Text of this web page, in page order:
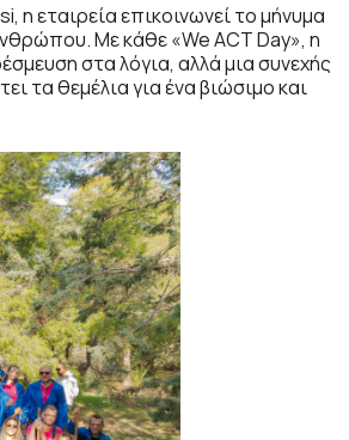
η εταιρεία επικοινωνεί το μήνυμα
Με κάθε «We ACT Day», η
στα λόγια, αλλά μια συνεχής
τα θεμέλια για ένα βιώσιμο και